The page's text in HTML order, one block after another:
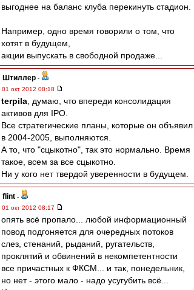
выгоднее на баланс клуба перекинуть стадион.
Например, одно время говорили о том, что
хотят в будущем,
акции выпускать в свободной продаже...
Штиллер -
01 окт 2012 08:18
terpila , думаю, что впереди консолидация
активов для IPO.
Все стратегические планы, которые он объявил
в 2004-2005, выполняются.
А то, что "сцыкотно", так это нормально. Время
такое, всем за все сцыкотно.
Ни у кого нет твердой уверенности в будущем.
flint -
01 окт 2012 08:17
опять всё пропало... любой информационный
повод подгоняется для очередных потоков
слез, стенаний, рыданий, ругательств,
проклятий и обвинений в некомпетентности
все причастных к ФКСМ... и так, понедельник,
но нет - этого мало - надо усугубить всё...